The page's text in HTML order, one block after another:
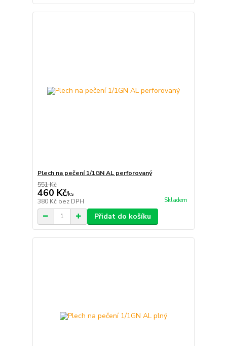
Plech na pečení 1/1GN AL perforovaný
551 Kč
460 Kč/ks
380 Kč bez DPH Skladem
Přidat do košíku